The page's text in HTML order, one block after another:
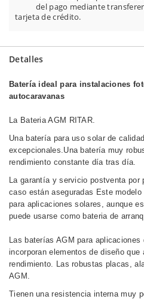
del pago mediante
tarjeta de crédito.
Detalles
Batería ideal para instalaciones
autocaravanas
La Bateria AGM RITAR.
Una batería para uso solar de
excepcionales.Una batería muy
rendimiento constante día tras día.
La garantía y servicio postventa por
caso están aseguradas Este
para aplicaciones solares, aunque
puede usarse como bateria de
Las baterías AGM para aplicaciones
incorporan elementos de diseño que
rendimiento. Lasrobustas placas,
AGM.
Tienen una resistencia interna muy